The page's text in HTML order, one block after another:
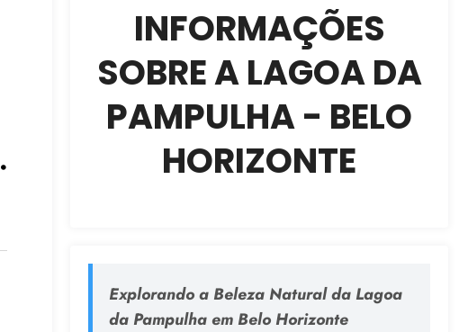
INFORMAÇÕES
SOBRE A LAGOA DA
PAMPULHA - BELO
HORIZONTE
Explorando a Beleza Natural da Lagoa
da Pampulha em Belo Horizonte